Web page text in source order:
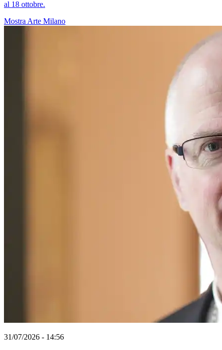
al 18 ottobre.
Mostra Arte Milano
31/07/2026 - 14:56